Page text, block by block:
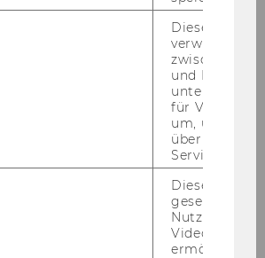
isabel.uko@wu.ac.at
Dieses
verwendet,
zwischen
und Bots zu
für Vimeo
um, um
über die
Service zu
Dieses
gesetzt, um
Nutzung des
Videoplayers
ermöglichen